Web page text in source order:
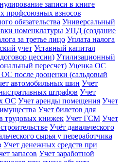
записи в книге
профсоюзных взносов
обязательства Универсальный
номенклатуры УПД (создание
за третье лицо Уплата налога
учет Уставный капитал
цессии) Утилизационный
пересчет) Уценка ОС
после дооценки (сальдовый
автомобильных шин Учет
штрафов Учет
ОС Учет аренды помещения Учет
Учет билетов для
трудовых книжек Учет ГСМ Учет
Учёт давальческого
сырья у переработчика
Учет денежных средств при
запасов Учет заработной